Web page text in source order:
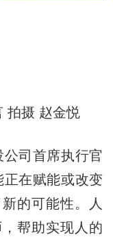
拍摄 赵金悦
司首席执行官
正在赋能或改变
的可能性。人
帮助实现人的